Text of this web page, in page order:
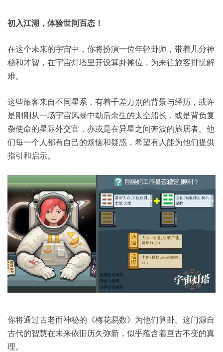
初入江湖，体验世间百态！
在这个未来的宇宙中，你将扮演一位年轻卦师，带着几分神
秘和才智，在宇宙灯塔里开设算卦摊位，为来往旅客排忧解
难。
这些旅客来自不同星系，有着千差万别的背景与经历，或许
是刚刚从一场宇宙风暴中劫后余生的太空船长，或是背负复
杂使命的星际外交官，亦或是在异星之间奔波的旅居者。他
们每一个人都有自己的烦恼和疑惑，希望有人能为他们提供
指引和启示。
你将通过古老而神秘的《梅花易数》为他们算卦。这门源自
古代的智慧在未来依旧历久弥新，似乎蕴含着亘古不变的真
理。